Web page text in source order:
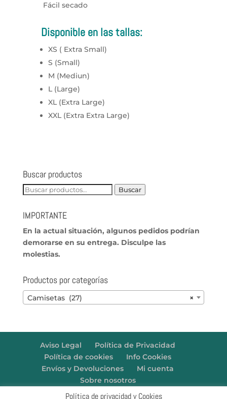
Fácil secado
Disponible en las tallas:
XS ( Extra Small)
S (Small)
M (Mediun)
L (Large)
XL (Extra Large)
XXL (Extra Extra Large)
Buscar productos
Buscar
Buscar
IMPORTANTE
En la actual situación, algunos pedidos podrían
demorarse en su entrega. Disculpe las
molestias.
Productos por categorías
×
Camisetas (27)
Aviso Legal
Política de Privacidad
Política de cookies
Info Cookies
Envíos y Devoluciones
Mi cuenta
Sobre nosotros
Política de privacidad y Cookies